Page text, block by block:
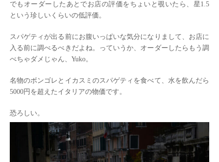
でもオーダーしたあとでお店の評価をちょいと覗いたら、星1.5
という珍しいくらいの低評価。
スパゲティが出る前にお腹いっぱいな気分になりまして、お店に
入る前に調べるべきだよね。っていうか、オーダーしたらもう調
べちゃダメじゃん、Yuko。
名物のボンゴレとイカスミのスパゲティを食べて、水を飲んだら
5000円を超えたイタリアの物価です。
恐ろしい。